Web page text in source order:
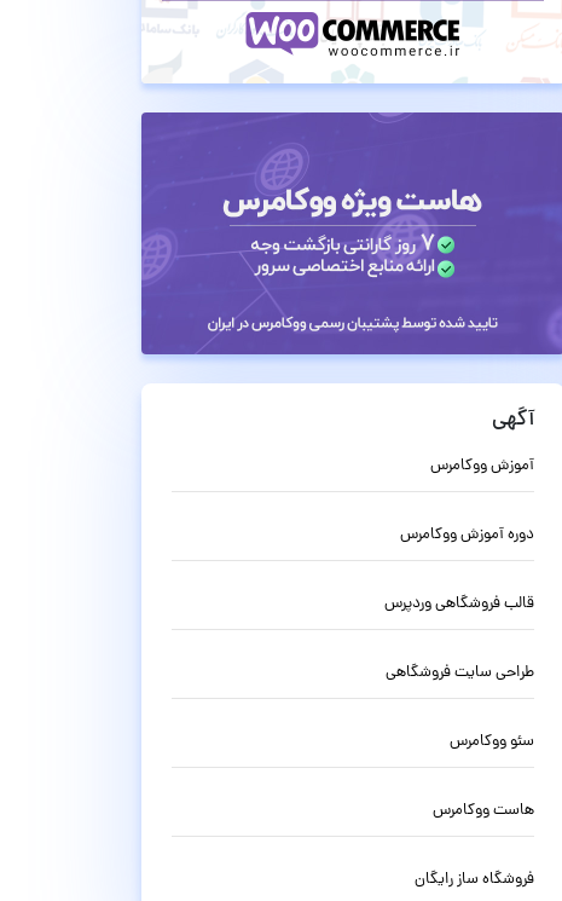
آگهی
آموزش ووکامرس
دوره آموزش ووکامرس
قالب فروشگاهی وردپرس
طراحی سایت فروشگاهی
سئو ووکامرس
هاست ووکامرس
فروشگاه ساز رایگان